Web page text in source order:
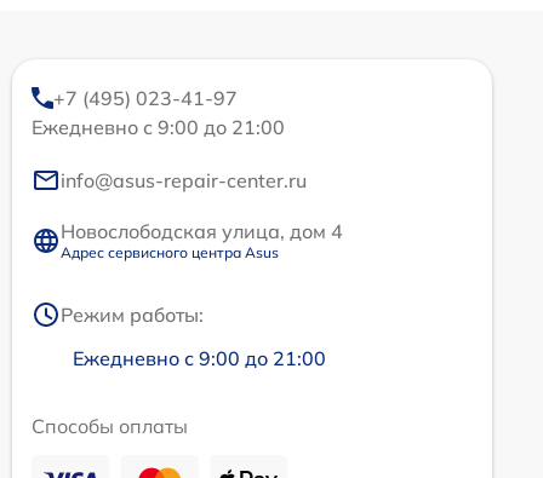
+7 (495) 023-41-97
Ежедневно с 9:00 до 21:00
info@asus-repair-center.ru
Новослободская улица, дом 4
Адрес сервисного центра Asus
Режим работы:
Ежедневно с 9:00 до 21:00
Способы оплаты